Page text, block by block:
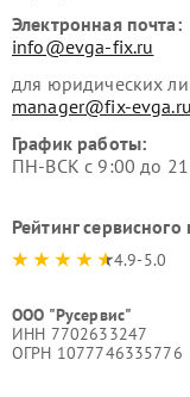
Электронная почта:
info@evga-fix.ru
для юридических
manager@fix-evga.ru
График работы:
ПН-ВСК с 9:00 до
Рейтинг сервисного
4.9-5.0
ООО "Русервис"
ИНН 7702633247
ОГРН 1077746335776